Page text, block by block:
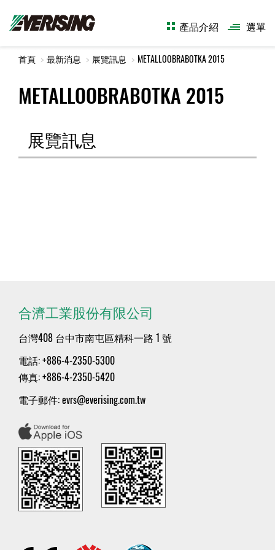
選單
產品介紹
首頁 最新消息 展覽訊息 METALLOOBRABOTKA 2015
METALLOOBRABOTKA 2015
展覽訊息
合濟工業股份有限公司
台灣408 台中市南屯區精科一路 1 號
電話: +886-4-2350-5300
傳真: +886-4-2350-5420
電子郵件:evrs@everising.com.tw